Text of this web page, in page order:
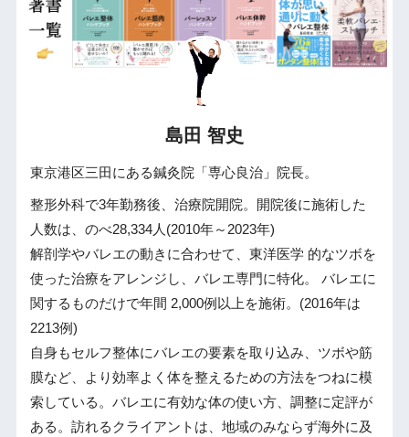
島田 智史
東京港区三田にある鍼灸院「専心良治」院長。
整形外科で3年勤務後、治療院開院。開院後に施術した
人数は、のべ28,334人(2010年～2023年)
解剖学やバレエの動きに合わせて、東洋医学 的なツボを
使った治療をアレンジし、バレエ専門に特化。 バレエに
関するものだけで年間 2,000例以上を施術。(2016年は
2213例)
自身もセルフ整体にバレエの要素を取り込み、ツボや筋
膜など、より効率よく体を整えるための方法をつねに模
索している。バレエに有効な体の使い方、調整に定評が
ある。訪れるクライアントは、地域のみならず海外に及